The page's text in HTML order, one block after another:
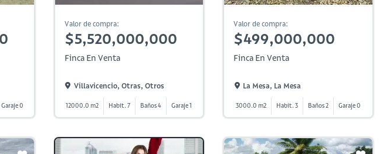
Garaje 0
Valor de compra:
$5,520,000,000
Finca En Venta
Villavicencio, Otras, Otros
12000.0 m2 Habit. 7 Baños 4 Garaje 1
Valor de compra:
$499,000,000
Finca En Venta
La Mesa, La Mesa
3000.0 m2 Habit. 3 Baños 2 Garaje 0